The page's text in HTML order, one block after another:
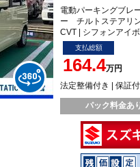
電動パーキングブ
ー チルトステアリ
CVT | シフォンアイ
支払総額
164.4万円
法定整備付き | 保証
パック料金あ